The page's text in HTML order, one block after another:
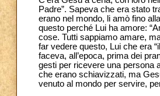
Padre”. Sapeva che era stato
erano nel mondo, li amò fino
questo perché Lui ha amore:
cose. Tutti sappiamo amare,
far vedere questo, Lui che era
faceva, all’epoca, prima dei
gesti per ricevere una persona
che erano schiavizzati, ma
venuto al mondo per servire,